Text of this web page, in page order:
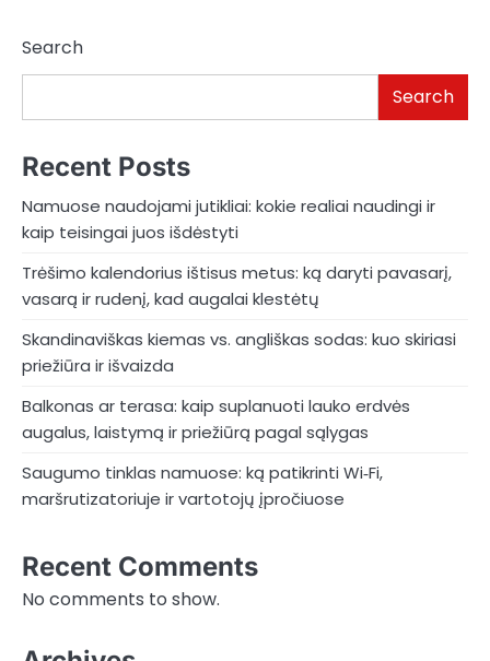
Search
Search
Recent Posts
Namuose naudojami jutikliai: kokie realiai naudingi ir
kaip teisingai juos išdėstyti
Trėšimo kalendorius ištisus metus: ką daryti pavasarį,
vasarą ir rudenį, kad augalai klestėtų
Skandinaviškas kiemas vs. angliškas sodas: kuo skiriasi
priežiūra ir išvaizda
Balkonas ar terasa: kaip suplanuoti lauko erdvės
augalus, laistymą ir priežiūrą pagal sąlygas
Saugumo tinklas namuose: ką patikrinti Wi‑Fi,
maršrutizatoriuje ir vartotojų įpročiuose
Recent Comments
No comments to show.